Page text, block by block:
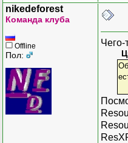
nikedeforest
Команда клуба
Offline
Пол:
Чего-